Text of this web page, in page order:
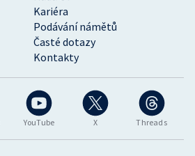
YouTube X Threads
Kariéra
Podávání námětů
Časté dotazy
Kontakty